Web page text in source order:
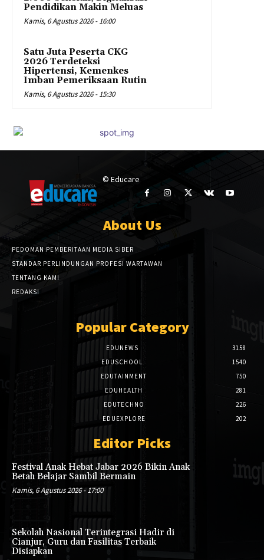
Pendidikan Makin Meluas
Kamis, 6 Agustus 2026 - 16:00
Satu Juta Peserta CKG
2026 Terdeteksi
Hipertensi, Kemenkes
Imbau Pemeriksaan Rutin
Kamis, 6 Agustus 2026 - 15:30
© Educare
About Us
PEDOMAN PEMBERITAAN MEDIA SIBER
STANDAR PERLINDUNGAN PROFESI WARTAWAN
TENTANG KAMI
REDAKSI
Popular Category
EDUNEWS
3158
EDUSCHOOL
1540
EDUTAINMENT
750
EDUHEALTH
281
EDUTECHNO
226
EDUEXPLORE
202
Editor Picks
Festival Anak Hebat Jabar 2026 Bikin Anak
Betah Belajar Sambil Bermain
Kamis, 6 Agustus 2026 - 17:00
Sekolah Nasional Terintegrasi Hadir di
Cianjur, Guru dan Fasilitas Terbaik
Disiapkan